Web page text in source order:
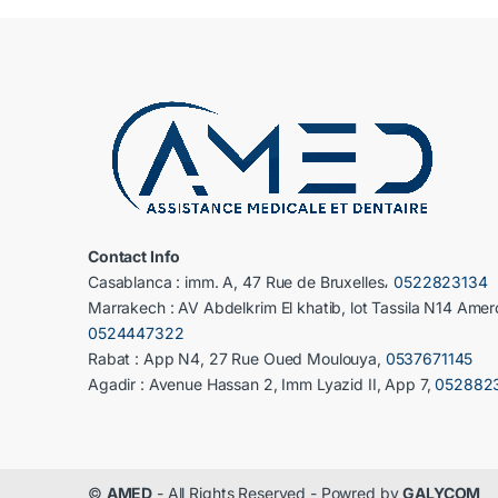
Contact Info
Casablanca : imm. A, 47 Rue de Bruxelles،0522823134
Marrakech : AV Abdelkrim El khatib, lot Tassila N14
0524447322
Rabat : App N4, 27 Rue Oued Moulouya, 0537671145
Agadir : Avenue Hassan 2, Imm Lyazid II, App 7,
© AMED - All Rights Reserved - Powred byGALYCOM